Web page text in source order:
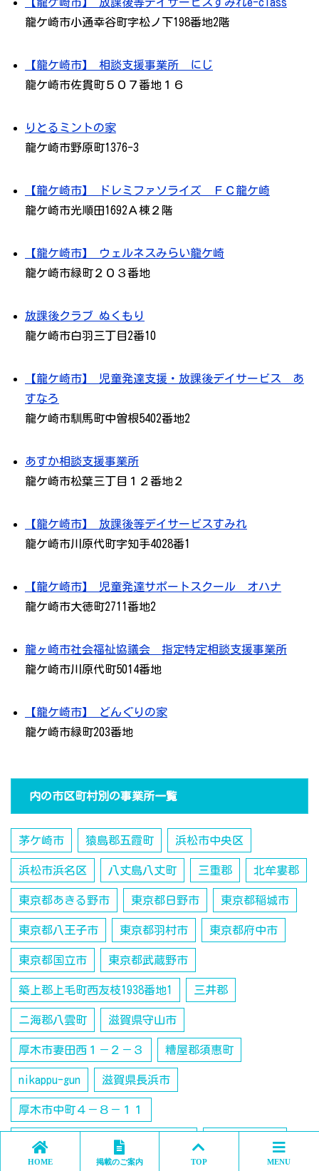
【龍ケ崎市】 放課後等デイサービスすみれe-class
龍ケ崎市小通幸谷町字松ノ下198番地2階
【龍ケ崎市】 相談支援事業所 にじ
龍ケ崎市佐貫町５０７番地１６
りとるミントの家
龍ケ崎市野原町1376-3
【龍ケ崎市】 ドレミファソライズ ＦＣ龍ケ崎
龍ケ崎市光順田1692Ａ棟２階
【龍ケ崎市】 ウェルネスみらい龍ケ崎
龍ケ崎市緑町２０３番地
放課後クラブ ぬくもり
龍ケ崎市白羽三丁目2番10
【龍ケ崎市】 児童発達支援・放課後デイサービス あ
すなろ
龍ケ崎市馴馬町中曽根5402番地2
あすか相談支援事業所
龍ケ崎市松葉三丁目１２番地２
【龍ケ崎市】 放課後等デイサービスすみれ
龍ケ崎市川原代町字知手4028番1
【龍ケ崎市】 児童発達サポートスクール オハナ
龍ケ崎市大徳町2711番地2
龍ヶ崎市社会福祉協議会 指定特定相談支援事業所
龍ケ崎市川原代町5014番地
【龍ケ崎市】 どんぐりの家
龍ケ崎市緑町203番地
内の市区町村別の事業所一覧
茅ケ崎市 猿島郡五霞町 浜松市中央区
浜松市浜名区 八丈島八丈町 三重郡 北牟婁郡
東京都あきる野市 東京都日野市 東京都稲城市
東京都八王子市 東京都羽村市 東京都府中市
東京都国立市 東京都武蔵野市
築上郡上毛町西友枝1938番地1 三井郡
ニ海郡八雲町 滋賀県守山市
厚木市妻田西１－２－３ 糟屋郡須惠町
nikappu-gun 滋賀県長浜市
厚木市中町４－８－１１
子育て・療育・発達障害のコラム 中新川郡上市
HOME 掲載のご案内 TOP MENU